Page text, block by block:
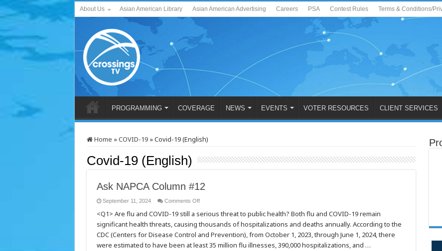
About Us Asian American Library Asian American Advertising Careers PSA Contest Rules Terms & Conditions/
PROGRAMMING COVERAGE NEWS EVENTS VOTER RESOURCES CLIENT SERVICES
Home »COVID-19 »Covid-19 (English)
Covid-19 (English)
Ask NAPCA Column #12
September 11, 2024 Comments Offon
NAPCA
Column
#12
<Q1> Are flu and COVID-19 still a serious threat to public health? Both flu and COVID-19 remain
significant health threats, causing thousands of hospitalizations and deaths annually. According to the
CDC (Centers for Disease Control and Prevention), from October 1, 2023, through June 1, 2024, there
were estimated to have been at least 35 million flu illnesses, 390,000 hospitalizations, and …